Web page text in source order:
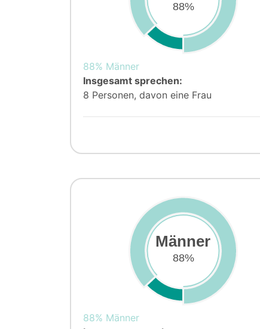
88%
88% Männer
Insgesamt sprechen:
8 Personen, davon eine Frau
Männer
88%
88% Männer